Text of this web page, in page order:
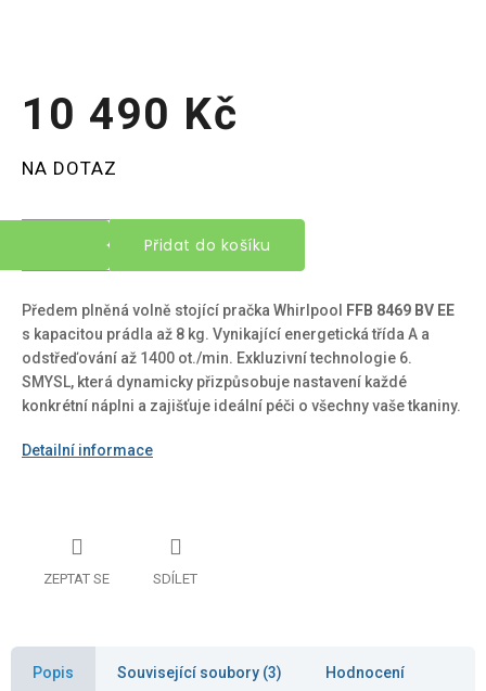
10 490 Kč
cena:
NA DOTAZ
Přidat do košíku
Předem plněná volně stojící pračka Whirlpool
FFB 8469 BV EE
s kapacitou prádla až 8 kg. Vynikající energetická třída A a
odstřeďování až 1400 ot./min. Exkluzivní technologie 6.
SMYSL, která dynamicky přizpůsobuje nastavení každé
konkrétní náplni a zajišťuje ideální péči o všechny vaše tkaniny.
Detailní informace
ZEPTAT SE SDÍLET
Popis Související soubory (3) Hodnocení